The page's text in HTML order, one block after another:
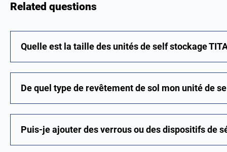
Related questions
Quelle est la taille des unités de self stockage
De quel type de revêtement de sol mon unité de
Puis-je ajouter des verrous ou des dispositifs de